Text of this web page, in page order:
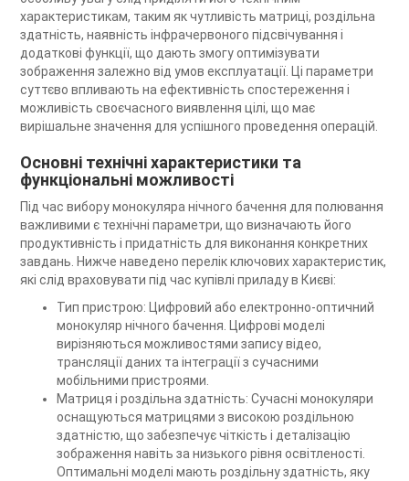
характеристикам, таким як чутливість матриці, роздільна
здатність, наявність інфрачервоного підсвічування і
додаткові функції, що дають змогу оптимізувати
зображення залежно від умов експлуатації. Ці параметри
суттєво впливають на ефективність спостереження і
можливість своєчасного виявлення цілі, що має
вирішальне значення для успішного проведення операцій.
Основні технічні характеристики та
функціональні можливості
Під час вибору монокуляра нічного бачення для полювання
важливими є технічні параметри, що визначають його
продуктивність і придатність для виконання конкретних
завдань. Нижче наведено перелік ключових характеристик,
які слід враховувати під час купівлі приладу в Києві:
Тип пристрою: Цифровий або електронно-оптичний
монокуляр нічного бачення. Цифрові моделі
вирізняються можливостями запису відео,
трансляції даних та інтеграції з сучасними
мобільними пристроями.
Матриця і роздільна здатність: Сучасні монокуляри
оснащуються матрицями з високою роздільною
здатністю, що забезпечує чіткість і деталізацію
зображення навіть за низького рівня освітленості.
Оптимальні моделі мають роздільну здатність, яку